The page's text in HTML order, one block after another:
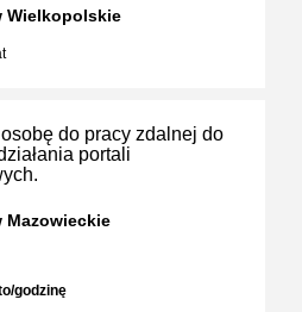
Wielkopolskie
do pracy zdalnej do
portali
Mazowieckie
godzinę